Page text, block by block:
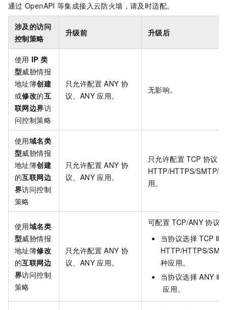
通过 OpenAPI 等集成接入云防火墙，请及时适配。
涉及的访问
控制策略
升级前 升级后
使用 IP 类
型威胁情报
地址簿创建
或修改的互
联网边界访
问控制策略
只允许配置 ANY 协
议、ANY 应用。
无影响。
使用域名类
型威胁情报
地址簿创建
的互联网边
界访问控制
策略
只允许配置 ANY 协
议、ANY 应用。
只允许配置 TCP 协议，
HTTP/HTTPS/SMTP/
用。
使用域名类
型威胁情报
地址簿修改
的互联网边
界访问控制
策略
只允许配置 ANY 协
议、ANY 应用。
可配置 TCP/ANY 协议。
当协议选择 TCP 时
HTTP/HTTPS/
种应用。
当协议选择 ANY 时
应用。